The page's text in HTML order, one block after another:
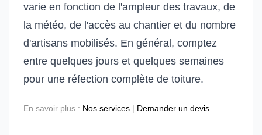
varie en fonction de l'ampleur des travaux, de
la météo, de l'accès au chantier et du nombre
d'artisans mobilisés. En général, comptez
entre quelques jours et quelques semaines
pour une réfection complète de toiture.
En savoir plus : Nos services | Demander un devis